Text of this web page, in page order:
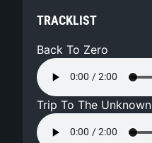
TRACKLIST
Back To Zero
Trip To The Unknown